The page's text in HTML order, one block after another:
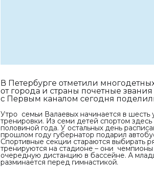
В Петербурге отметили
от города и страны почетные
с Первым каналом сегодня
Утро семьи Валаевых начинается в
тренировки. Из семи детей спортом
половиной года. У остальных день
прошлом году губернатор подарил
Спортивные секции стараются выбирать
тренируются на стадионе – они
очередную дистанцию в бассейне. А
разминается перед гимнастикой.